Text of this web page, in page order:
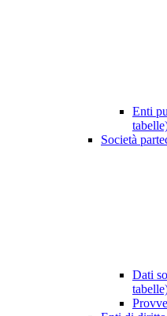
Enti
Società
Dati